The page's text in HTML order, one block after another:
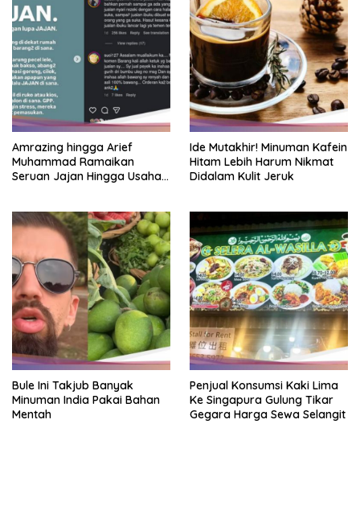
Amrazing hingga Arief
Muhammad Ramaikan
Seruan Jajan Hingga Usaha
Ide Mutakhir! Minuman Kafein
Hitam Lebih Harum Nikmat
Didalam Kulit Jeruk
Bule Ini Takjub Banyak
Minuman India Pakai Bahan
Mentah
Penjual Konsumsi Kaki Lima
Ke Singapura Gulung Tikar
Gegara Harga Sewa Selangit